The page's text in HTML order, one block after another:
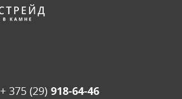
+ 375 (29) 918-64-46